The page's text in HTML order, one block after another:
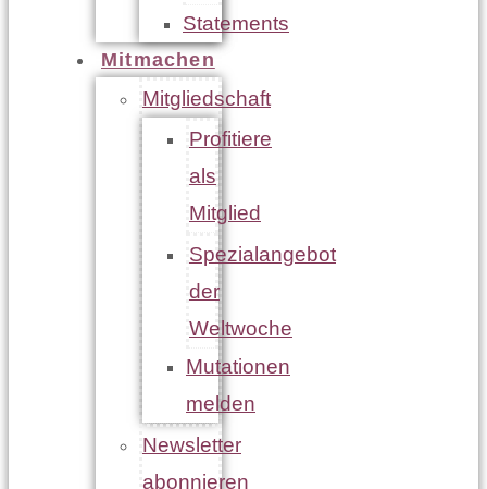
Statements
Mitmachen
Mitgliedschaft
Profitiere
als
Mitglied
Spezialangebot
der
Weltwoche
Mutationen
melden
Newsletter
abonnieren